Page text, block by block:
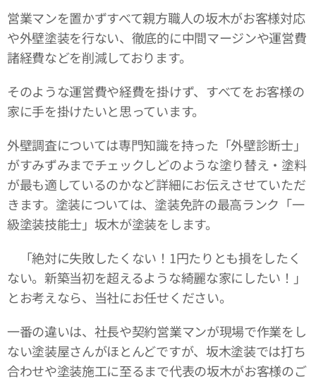
営業マンを置かずすべて親方職人の坂木がお客様対応
や外壁塗装を行ない、徹底的に中間マージンや運営費
諸経費などを削減しております。
そのような運営費や経費を掛けず、すべてをお客様の
家に手を掛けたいと思っています。
外壁調査については専門知識を持った「外壁診断士」
がすみずみまでチェックしどのような塗り替え・塗料
が最も適しているのかなど詳細にお伝えさせていただ
きます。塗装については、塗装免許の最高ランク「一
級塗装技能士」坂木が塗装をします。
「絶対に失敗したくない！1円たりとも損をしたく
ない。新築当初を超えるような綺麗な家にしたい！」
とお考えなら、当社にお任せください。
一番の違いは、社長や契約営業マンが現場で作業をし
ない塗装屋さんがほとんどですが、坂木塗装では打ち
合わせや塗装施工に至るまで代表の坂木がお客様のご